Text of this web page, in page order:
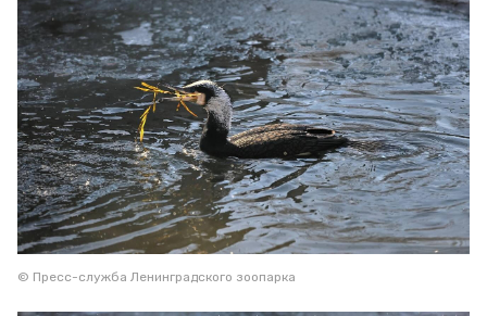
© Пресс-служба Ленинградского зоопарка